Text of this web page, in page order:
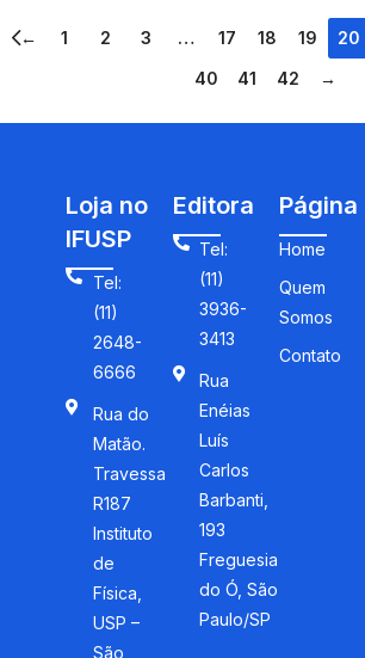
← 1 2 3 … 17 18 19 20
40
41 42 →
Loja no
IFUSP
Tel:
(11)
2648-
6666
Rua do
Matão.
Travessa
R187
Instituto
de
Física,
USP –
São
Editora
Tel:
(11)
3936-
3413
Rua
Enéias
Luís
Carlos
Barbanti,
193
Freguesia
do Ó, São
Paulo/SP
Página
Home
Quem
Somos
Contato